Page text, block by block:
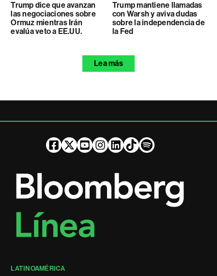
Trump dice que avanzan
las negociaciones sobre
Ormuz mientras Irán
evalúa veto a EE.UU.
Trump mantiene llamadas
con Warsh y aviva dudas
sobre la independencia de
la Fed
Lea más
LATINOAMÉRICA